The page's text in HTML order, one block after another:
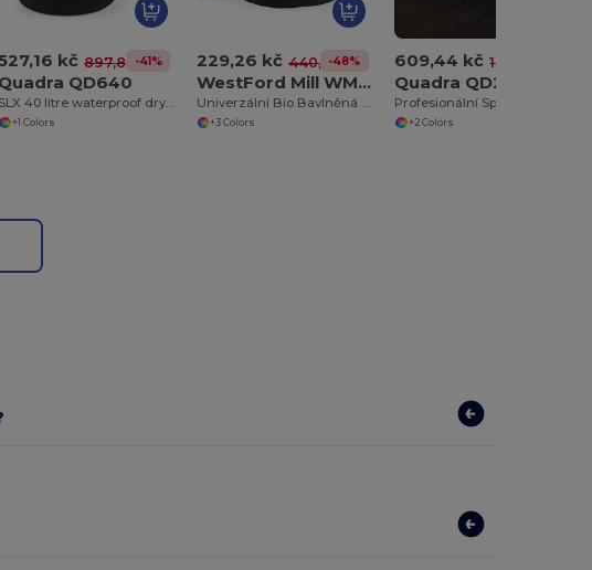
kč 897,86 kč
-41%
Quadra QD640
SLX 40 litre waterproof drytube
+1 Colors
229,26 kč 440,03 kč
-48%
WestFord Mill WM812
Univerzální Bio Bavlněná Taška na Cesty
+3 Colors
609,44 kč 1 039,53 kč
Quadra QD270S
+2 Colors